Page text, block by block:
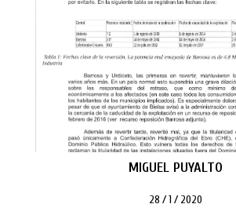
MIGUEL PUYALTO
28 / 1 / 2020